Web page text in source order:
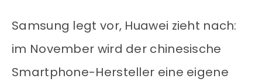
Samsung legt vor, Huawei zieht nach:
im November wird der chinesische
Smartphone-Hersteller eine eigene